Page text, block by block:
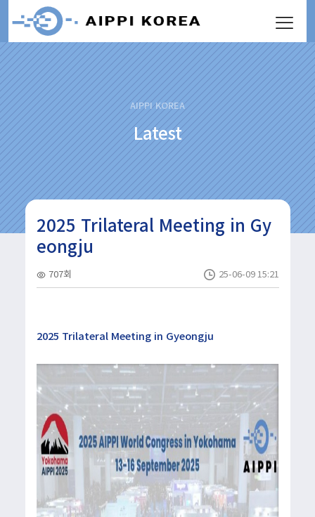
AIPPI KOREA
Latest
2025 Trilateral Meeting in Gy
eongju
707회 25-06-09 15:21
2025 Trilateral Meeting in Gyeongju